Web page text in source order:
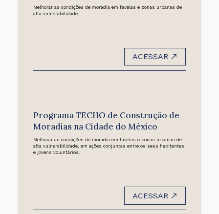
Melhorar as condições de moradia em favelas e zonas urbanas de
alta vulnerabilidade.
ACESSAR
Programa TECHO de Construção de
Moradias na Cidade do México
Melhorar as condições de moradia em favelas e zonas urbanas de
alta vulnerabilidade, em ações conjuntas entre os seus habitantes
e jovens voluntários.
ACESSAR